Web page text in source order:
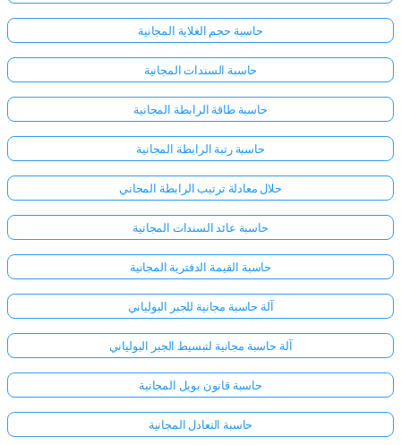
حاسبة حجم الغلاية المجانية
حاسبة السندات المجانية
حاسبة طاقة الرابطة المجانية
حاسبة رتبة الرابطة المجانية
حلال معادلة ترتيب الرابطة المجاني
حاسبة عائد السندات المجانية
حاسبة القيمة الدفترية المجانية
آلة حاسبة مجانية للجبر البولياني
آلة حاسبة مجانية لتبسيط الجبر البولياني
حاسبة قانون بويل المجانية
حاسبة التعادل المجانية